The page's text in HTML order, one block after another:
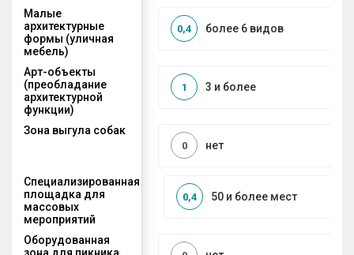
Малые
архитектурные
формы (уличная
мебель)
более 6 видов
0,4
Арт-объекты
(преобладание
архитектурной
функции)
3 и более
1
Зона выгула собак
нет
0
Специализированная
площадка для
массовых
мероприятий
50 и более мест
0,4
Оборудованная
зона для пикника